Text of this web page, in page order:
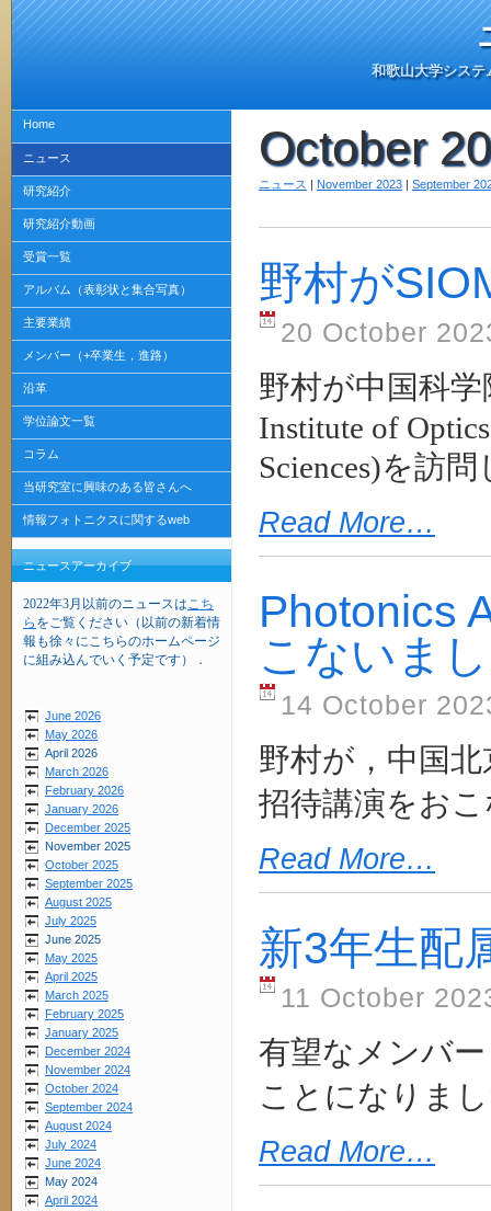
和歌山大学システ
Home
ニュース
研究紹介
研究紹介動画
受賞一覧
アルバム（表彰状と集合写真）
主要業績
メンバー（+卒業生，進路）
沿革
学位論文一覧
コラム
当研究室に興味のある皆さんへ
情報フォトニクスに関するweb
ニュースアーカイブ
2022年3月以前のニュースはこち
ら をご覧ください（以前の新着情
報も徐々にこちらのホームページ
に組み込んでいく予定です）．
June 2026
May 2026
April 2026
March 2026
February 2026
January 2026
December 2025
November 2025
October 2025
September 2025
August 2025
July 2025
June 2025
May 2025
April 2025
March 2025
February 2025
January 2025
December 2024
November 2024
October 2024
September 2024
August 2024
July 2024
June 2024
May 2024
April 2024
October
ニュース | November 2023 | September
野村が
20 October
野村が中国科学
Institute of
Sciences)を訪
Read More…
Photonics
こないま
14 October
野村が，中国
招待講演をお
Read More…
新3年生配
11 October
有望なメンバ
ことになりま
Read More…